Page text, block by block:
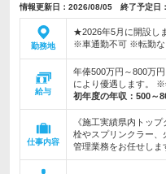
情報更新日：2026/08/05 終了予定日
勤務地
★2026年5月に開設し
※車通勤不可 ※転勤な
給与
年俸500万円～800万
により優遇します。
初年度の年収： 500～
仕事内容
《施工実績県内トッ
栓やスプリンクラー
管理業務をお任せしま